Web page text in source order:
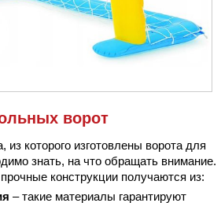
ворот
которого изготовлены ворота для
знать, на что обращать внимание.
конструкции получаются из:
– такие материалы гарантируют